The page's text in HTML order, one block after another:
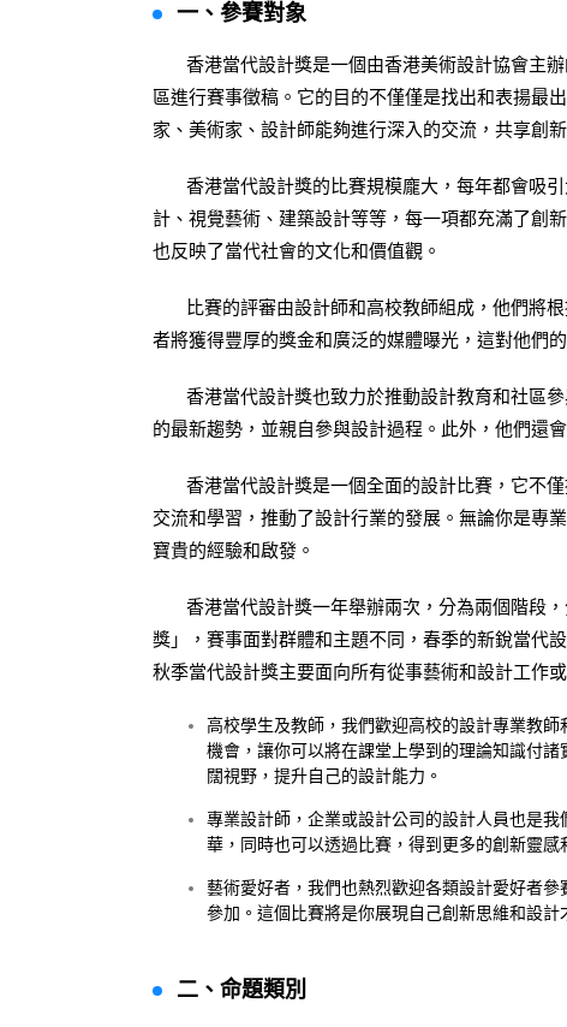
一、參賽對象
香港當代設計獎是一個由香港美術設計協會主
區進行賽事徵稿。它的目的不僅僅是找出和表揚最
家、美術家、設計師能夠進行深入的交流，共享創
香港當代設計獎的比賽規模龐大，每年都會吸引
計、視覺藝術、建築設計等等，每一項都充滿了創
也反映了當代社會的文化和價值觀。
比賽的評審由設計師和高校教師組成，他們將根
者將獲得豐厚的獎金和廣泛的媒體曝光，這對他們
香港當代設計獎也致力於推動設計教育和社區參
的最新趨勢，並親自參與設計過程。此外，他們還
香港當代設計獎是一個全面的設計比賽，它不僅
交流和學習，推動了設計行業的發展。無論你是專
寶貴的經驗和啟發。
香港當代設計獎一年舉辦兩次，分為兩個階段，
獎」，賽事面對群體和主題不同，春季的新銳當代
秋季當代設計獎主要面向所有從事藝術和設計工作
高校學生及教師，我們歡迎高校的設計專業教
機會，讓你可以將在課堂上學到的理論知識付
闊視野，提升自己的設計能力。
專業設計師，企業或設計公司的設計人員也是
華，同時也可以透過比賽，得到更多的創新靈
藝術愛好者，我們也熱烈歡迎各類設計愛好者
參加。這個比賽將是你展現自己創新思維和設
二、命題類別